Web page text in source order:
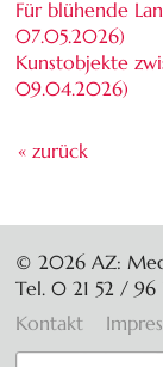
Für blühende
07.05.2026)
Kunstobjekte
09.04.2026)
« zurück
© 2026 AZ:
Tel. 0 21 52 / 96
Navigation
überspringen
Kontakt